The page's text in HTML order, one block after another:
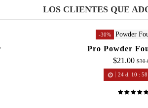
LOS CLIENTES QUE
-30%
Pro Powder
$21.00
24 d. 10 :58